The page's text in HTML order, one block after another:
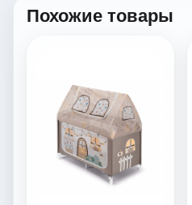
Похожие товары